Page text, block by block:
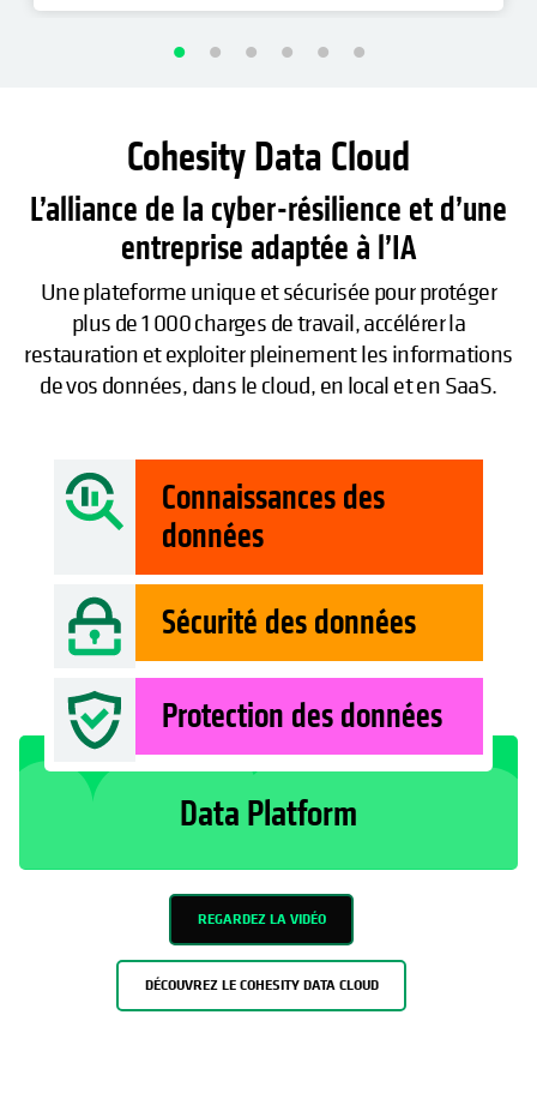
Cohesity Data Cloud
L’alliance de la cyber-résilience et d’une
entreprise adaptée à l’IA
Une plateforme unique et sécurisée pour protéger
plus de 1 000 charges de travail, accélérer la
restauration et exploiter pleinement les informations
de vos données, dans le cloud, en local et en SaaS.
Connaissances des
données
Sécurité des données
Protection des données
Data Platform
REGARDEZ LA VIDÉO
DÉCOUVREZ LE COHESITY DATA CLOUD